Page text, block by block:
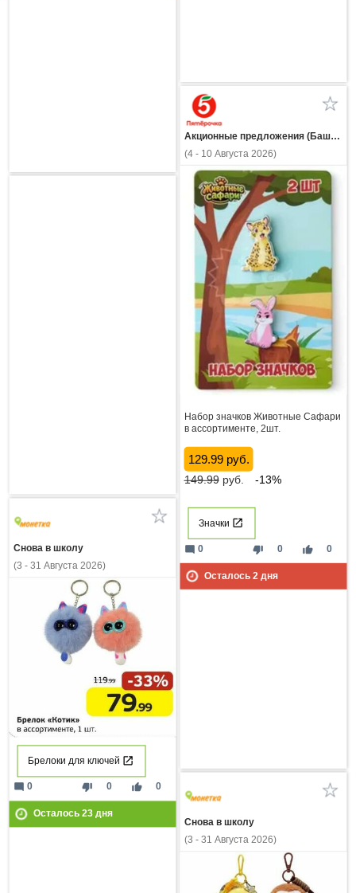
Акционные предложения (Башкортостан)
(4 - 10 Августа 2026)
Набор значков Животные Сафари
в ассортименте, 2шт.
129.99 руб.
149.99руб. -13%
Значки
thumb_down 0 thumb_up 0
mode_comment 0
Осталось 2 дня
Снова в школу
(3 - 31 Августа 2026)
Брелоки для ключей
thumb_down 0 thumb_up 0
mode_comment 0
Осталось 23дня
Снова в школу
(3 - 31 Августа 2026)